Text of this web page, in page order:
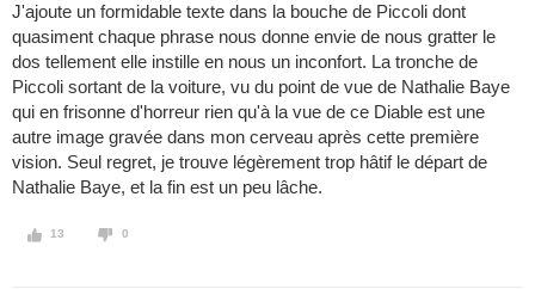
J'ajoute un formidable texte dans la bouche de Piccoli dont
quasiment chaque phrase nous donne envie de nous gratter le
dos tellement elle instille en nous un inconfort. La tronche de
Piccoli sortant de la voiture, vu du point de vue de Nathalie Baye
qui en frisonne d'horreur rien qu'à la vue de ce Diable est une
autre image gravée dans mon cerveau après cette première
vision. Seul regret, je trouve légèrement trop hâtif le départ de
Nathalie Baye, et la fin est un peu lâche.
13 0